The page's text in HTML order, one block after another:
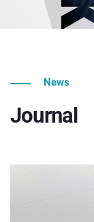
News
Journal